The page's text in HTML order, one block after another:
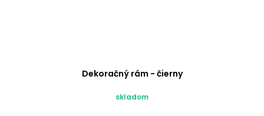
Dekoračný rám - čierny
skladom